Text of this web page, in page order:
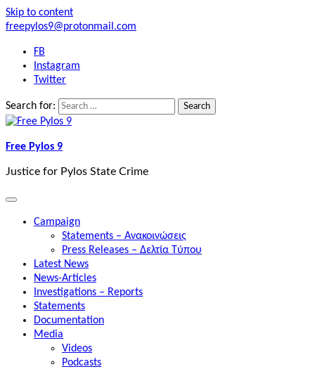
Skip to content
freepylos9@protonmail.com
FB
Instagram
Twitter
Search for:
Free Pylos 9
Justice for Pylos State Crime
Campaign
Statements – Ανακοινώσεις
Press Releases – Δελτία Τύπου
Latest News
News-Articles
Investigations – Reports
Statements
Documentation
Media
Videos
Podcasts